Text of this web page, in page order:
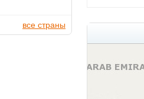
все страны